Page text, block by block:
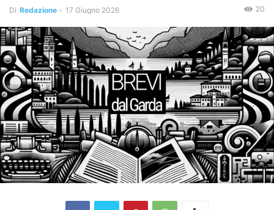
Di Redazione - 17 Giugno 2026 20